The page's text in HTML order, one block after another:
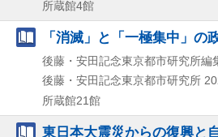
所蔵館4館
「消滅」と「一極集中」の
後藤・安田記念東京都市研究所編
後藤・安田記念東京都市研究所
所蔵館21館
東日本大震災からの復興と